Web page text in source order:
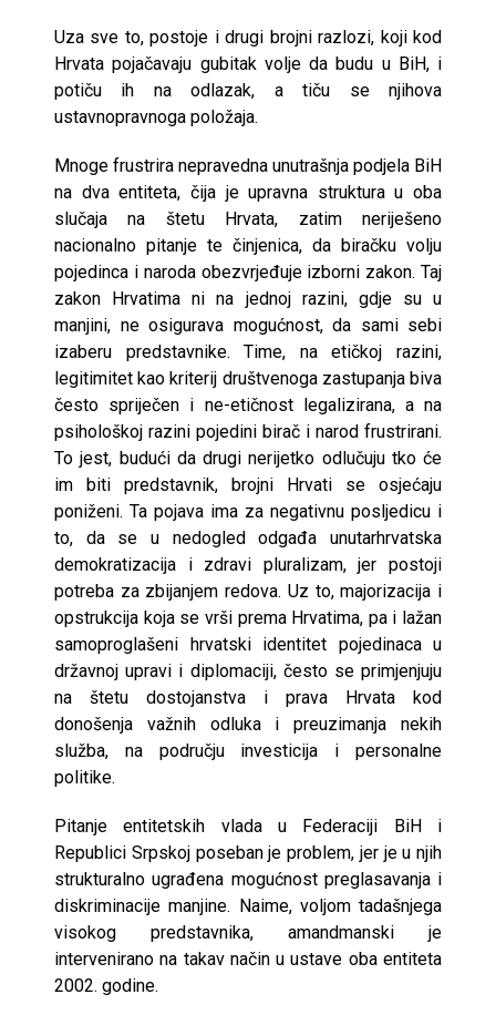
Uza sve to, postoje i drugi brojni razlozi, koji kod
Hrvata pojačavaju gubitak volje da budu u BiH, i
potiču ih na odlazak, a tiču se njihova
ustavnopravnoga položaja.
Mnoge frustrira nepravedna unutrašnja podjela BiH
na dva entiteta, čija je upravna struktura u oba
slučaja na štetu Hrvata, zatim neriješeno
nacionalno pitanje te činjenica, da biračku volju
pojedinca i naroda obezvrjeđuje izborni zakon. Taj
zakon Hrvatima ni na jednoj razini, gdje su u
manjini, ne osigurava mogućnost, da sami sebi
izaberu predstavnike. Time, na etičkoj razini,
legitimitet kao kriterij društvenoga zastupanja biva
često spriječen i ne-etičnost legalizirana, a na
psihološkoj razini pojedini birač i narod frustrirani.
To jest, budući da drugi nerijetko odlučuju tko će
im biti predstavnik, brojni Hrvati se osjećaju
poniženi. Ta pojava ima za negativnu posljedicu i
to, da se u nedogled odgađa unutarhrvatska
demokratizacija i zdravi pluralizam, jer postoji
potreba za zbijanjem redova. Uz to, majorizacija i
opstrukcija koja se vrši prema Hrvatima, pa i lažan
samoproglašeni hrvatski identitet pojedinaca u
državnoj upravi i diplomaciji, često se primjenjuju
na štetu dostojanstva i prava Hrvata kod
donošenja važnih odluka i preuzimanja nekih
služba, na području investicija i personalne
politike.
Pitanje entitetskih vlada u Federaciji BiH i
Republici Srpskoj poseban je problem, jer je u njih
strukturalno ugrađena mogućnost preglasavanja i
diskriminacije manjine. Naime, voljom tadašnjega
visokog predstavnika, amandmanski je
intervenirano na takav način u ustave oba entiteta
2002. godine.